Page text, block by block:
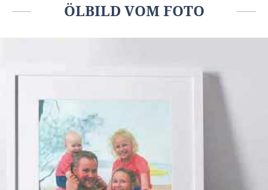
ÖLBILD VOM FOTO